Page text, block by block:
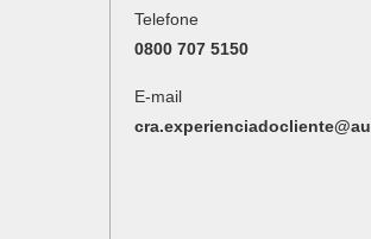
Telefone
0800 707 5150
E-mail